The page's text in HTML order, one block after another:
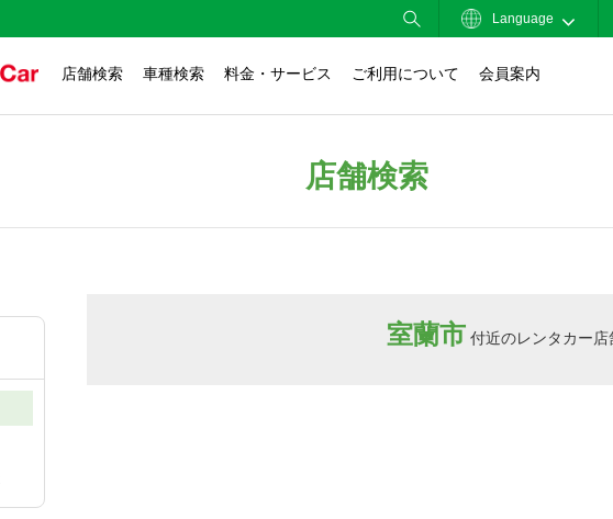
Language
店舗検索 車種検索 料金・サービス ご利用について 会員案内
店舗検索
室蘭市 付近のレンタカー店